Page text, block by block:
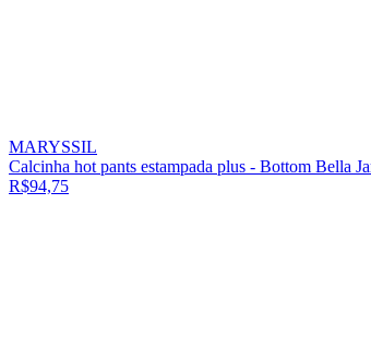
MARYSSIL
Calcinha hot pants estampada plus - Bottom Bella
R$94,75